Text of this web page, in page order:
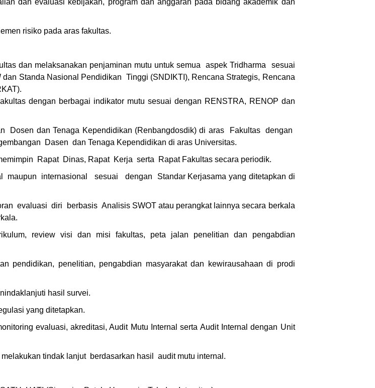
dan evaluasi kebijakan, program dan anggaran pada bidang akademik dan
risiko pada aras fakultas.
dan melaksanakan penjaminan mutu untuk semua aspek Tridharma sesuai
Standa Nasional Pendidikan Tinggi (SNDIKTI), Rencana Strategis, Rencana
dengan berbagai indikator mutu sesuai dengan RENSTRA, RENOP dan
Dosen dan Tenaga Kependidikan (Renbangdosdik) di aras Fakultas dengan
Dasen dan Tenaga Kependidikan di aras Universitas.
Rapat Dinas, Rapat Kerja serta Rapat Fakultas secara periodik.
internasional sesuai dengan Standar Kerjasama yang ditetapkan di
evaluasi diri berbasis Analisis SWOT atau perangkat lainnya secara berkala
review visi dan misi fakultas, peta jalan penelitian dan pengabdian
pendidikan, penelitian, pengabdian masyarakat dan kewirausahaan di prodi
hasil survei.
yang ditetapkan.
evaluasi, akreditasi, Audit Mutu Internal serta Audit Internal dengan Unit
tindak lanjut berdasarkan hasil audit mutu internal.